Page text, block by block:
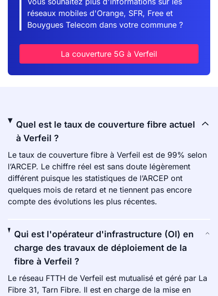
réseaux mobiles d'Orange, SFR, Free et
Bouygues Telecom dans votre commune ?
La couverture 5G à Verfeil
Quel est le taux de couverture fibre actuel
à Verfeil ?
Le taux de couverture fibre à Verfeil est de 99% selon
l’ARCEP. Le chiffre réel est sans doute légèrement
différent puisque les statistiques de l’ARCEP ont
quelques mois de retard et ne tiennent pas encore
compte des évolutions les plus récentes.
Qui est l'opérateur d'infrastructure (OI) en
charge des travaux de déploiement de la
fibre à Verfeil ?
Le réseau FTTH de Verfeil est mutualisé et géré par La
Fibre 31, Tarn Fibre. Il est en charge de la mise en